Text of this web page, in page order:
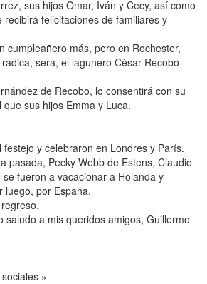
sus hijos Omar, Iván y Cecy, así como
recibirá felicitaciones de familiares y
cumpleañero más, pero en Rochester,
será, el lagunero César Recobo
de Recobo, lo consentirá con su
sus hijos Emma y Luca.
y celebraron en Londres y París.
pasada, Pecky Webb de Estens, Claudio
fueron a vacacionar a Holanda y
luego, por España.
saludo a mis queridos amigos, Guillermo
»